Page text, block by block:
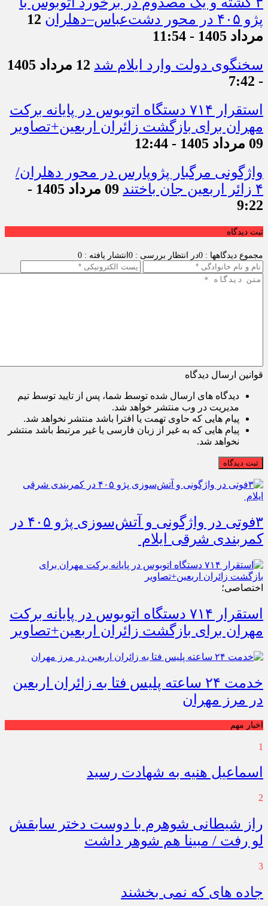
پژو ۴۰۵ در محور دشت‌عباس–دهلران
12
مرداد 1405 - 11:54
سخنگوی دولت وارد ایلام شد
12 مرداد 1405
- 7:42
استقرار ۷۱۴ دستگاه اتوبوس در پایانه برکت
مهران برای بازگشت زائران اربعین+تصاویر
09 مرداد 1405 - 12:44
واژگونی مرگبار پژوپارس در محور دهلران/
۴ زائر اربعین جان باختند
09 مرداد 1405 -
9:22
ثبت دیدگاه
مجموع دیدگاهها : 0 در انتظار بررسی : 0 انتشار یافته : 0
قوانین ارسال دیدگاه
دیدگاه های ارسال شده توسط شما، پس از تایید توسط تیم
مدیریت در وب منتشر خواهد شد.
پیام هایی که حاوی تهمت یا افترا باشد منتشر نخواهد شد.
پیام هایی که به غیر از زبان فارسی یا غیر مرتبط باشد منتشر
نخواهد شد.
ثبت دیدگاه
۳فوتی در واژگونی و آتش‌سوزی پژو ۴۰۵ در
کمربندی شرقی ایلام
اختصاصی؛
استقرار ۷۱۴ دستگاه اتوبوس در پایانه برکت
مهران برای بازگشت زائران اربعین+تصاویر
خدمت ۲۴ ساعته پلیس فتا به زائران اربعین
در مرز مهران
اخبار مهم
1
اسماعیل هنیه به شهادت رسید
2
راز شیطانی شوهرم با دوست دختر سابقش
لو رفت / مبینا هم شوهر داشت
3
جاده های که نمی بخشند